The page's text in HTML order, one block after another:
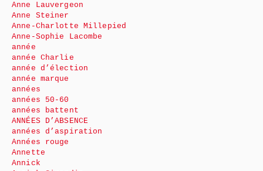
Anne Lauvergeon
Anne Steiner
Anne-Charlotte Millepied
Anne-Sophie Lacombe
année
année Charlie
année d’élection
année marque
années
années 50-60
années battent
ANNÉES D’ABSENCE
années d’aspiration
Années rouge
Annette
Annick